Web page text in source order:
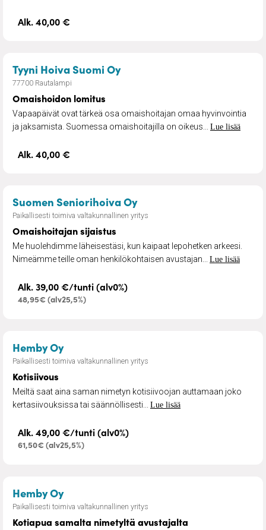
Alk. 40,00 €
Tyyni Hoiva Suomi Oy– Omaishoidon lomitus
77700 Rautalampi
Omaishoidon lomitus
Vapaapäivät ovat tärkeä osa omaishoitajan omaa hyvinvointia
ja jaksamista. Suomessa omaishoitajilla on oikeus... Lue lisää
Alk. 40,00 €
Suomen Seniorihoiva Oy– Omaishoitajan sijaistus
Paikallisesti toimiva valtakunnallinen yritys
Omaishoitajan sijaistus
Me huolehdimme läheisestäsi, kun kaipaat lepohetken arkeesi.
Nimeämme teille oman henkilökohtaisen avustajan... Lue lisää
Alk. 39,00 €/tunti (alv0%)
48,95€ (alv25,5%)
Hemby Oy– Kotisiivous
Paikallisesti toimiva valtakunnallinen yritys
Kotisiivous
Meiltä saat aina saman nimetyn kotisiivoojan auttamaan joko
kertasiivouksissa tai säännöllisesti... Lue lisää
Alk. 49,00 €/tunti (alv0%)
61,50€ (alv25,5%)
Hemby Oy– Kotiapua samalta nimetyltä
Paikallisesti toimiva valtakunnallinen yritys
Kotiapua samalta nimetyltä avustajalta